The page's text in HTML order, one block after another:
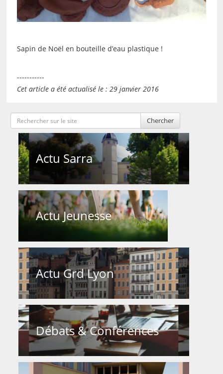
Sapin de Noël en bouteille d’eau plastique !
-----------
Cet article a été actualisé le : 29 janvier 2016
Chercher
Actu Sarra
Actu Jeunesse
Actu Grd Lyon
Débats & Conférences